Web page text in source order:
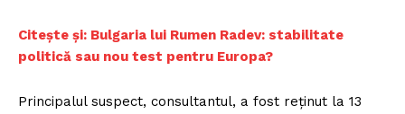
Citește și: Bulgaria lui Rumen Radev: stabilitate
politică sau nou test pentru Europa?
Principalul suspect, consultantul, a fost reținut la 13